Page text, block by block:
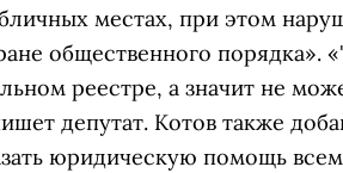
местах, при этом
общественного порядка».
реестре, а значит не
депутат. Котов также
юридическую помощь